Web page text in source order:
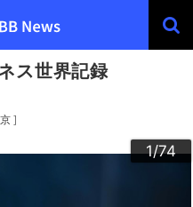
ス世界記録
]
1/74
2/74
3/74
4/74
5/74
6/74
7/74
8/74
9/74
10/74
11/74
12/74
13/74
14/74
15/74
16/74
17/74
18/74
19/74
20/74
21/74
22/74
23/74
24/74
25/74
26/74
27/74
28/74
29/74
30/74
31/74
32/74
33/74
34/74
35/74
36/74
37/74
38/74
39/74
40/74
41/74
42/74
43/74
44/74
45/74
46/74
47/74
48/74
49/74
50/74
51/74
52/74
53/74
54/74
55/74
56/74
57/74
58/74
59/74
60/74
61/74
62/74
63/74
64/74
65/74
66/74
67/74
68/74
69/74
70/74
71/74
72/74
73/74
74/74